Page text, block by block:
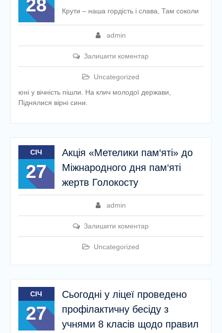
дитячо-юнацької
військово-патріотичної гри
«Сокіл» («Джура»)
У закладі освіти
проведено підсумкову
педагогічну раду
28
admin
Залишити коментар
Uncategorized
Крути – наша гордість і слава, Там соколи
юні у вічність пішли. На клич молодої держави,
Піднялися вірні сини.
СІЧ
27
Акція «Метелики пам‘яті» до
Міжнародного дня пам‘яті
жертв Голокосту
admin
Залишити коментар
Uncategorized
СІЧ
27
Сьогодні у ліцеї проведено
профілактичну бесіду з
учнями 8 класів щодо правил